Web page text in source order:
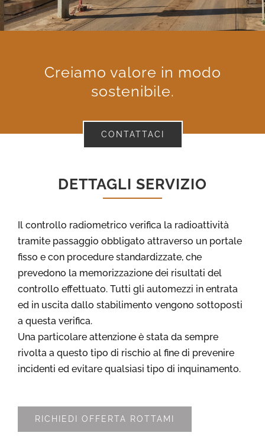
Creiamo valore in modo
sostenibile.
CONTATTACI
DETTAGLI SERVIZIO
Il controllo radiometrico verifica la radioattività
tramite passaggio obbligato attraverso un portale
fisso e con procedure standardizzate, che
prevedono la memorizzazione dei risultati del
controllo effettuato. Tutti gli automezzi in entrata
ed in uscita dallo stabilimento vengono sottoposti
a questa verifica.
Una particolare attenzione è stata da sempre
rivolta a questo tipo di rischio al fine di prevenire
incidenti ed evitare qualsiasi tipo di inquinamento.
RICHIEDI OFFERTA ROTTAMI